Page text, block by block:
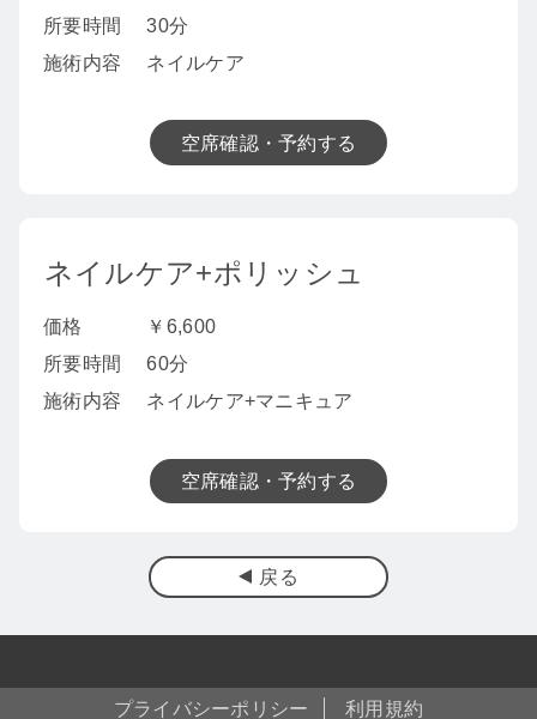
所要時間
30分
施術内容
ネイルケア
空席確認・予約する
ネイルケア+ポリッシュ
価格
￥6,600
所要時間
60分
施術内容
ネイルケア+マニキュア
空席確認・予約する
戻る
プライバシーポリシー 利用規約